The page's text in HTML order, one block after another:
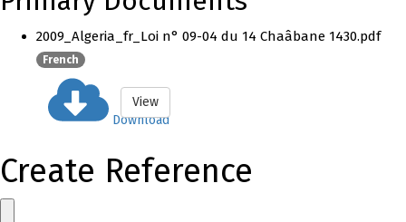
2009_Algeria_fr_Loi n° 09-04 du 14 Chaâbane 1430.pdf
French
Download
View
Create Reference